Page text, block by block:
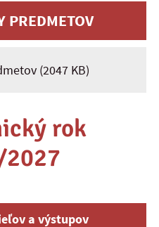
PREDMETOV
(2047 KB)
rok
a výstupov